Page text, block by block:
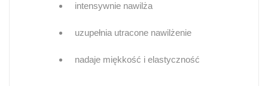
intensywnie nawilża
uzupełnia utracone nawilżenie
nadaje miękkość i elastyczność